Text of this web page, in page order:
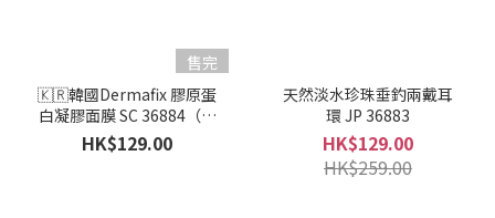
售完
🇰🇷韓國Dermafix 膠原蛋
白凝膠面膜 SC 36884（不
包郵）
HK$129.00
天然淡水珍珠垂釣兩戴耳
環 JP 36883
HK$129.00
HK$259.00